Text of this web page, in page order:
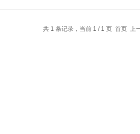
共 1 条记录，当前 1 / 1 页 首页 上